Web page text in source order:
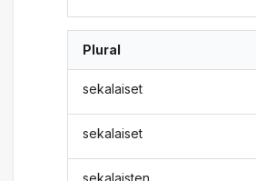
Plural
sekalaiset
sekalaiset